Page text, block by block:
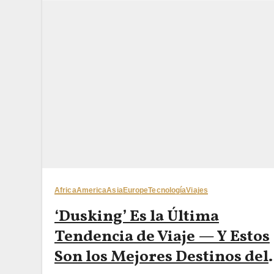
AfricaAmericaAsiaEuropeTecnologíaViajes
‘Dusking’ Es la Última
Tendencia de Viaje — Y Estos
Son los Mejores Destinos del